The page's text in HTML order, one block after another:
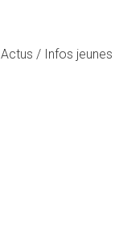
Actus / Infos jeunes